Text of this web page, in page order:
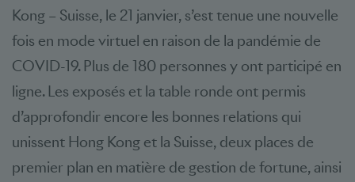
Kong – Suisse, le 21 janvier, s’est tenue une nouvelle
fois en mode virtuel en raison de la pandémie de
COVID-19. Plus de 180 personnes y ont participé en
ligne. Les exposés et la table ronde ont permis
d’approfondir encore les bonnes relations qui
unissent Hong Kong et la Suisse, deux places de
premier plan en matière de gestion de fortune, ainsi